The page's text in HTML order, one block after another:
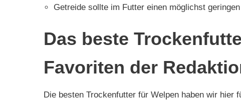
Getreide sollte im Futter einen möglichst
Das beste
Favoriten der
Die besten Trockenfutter für Welpen haben wir hier